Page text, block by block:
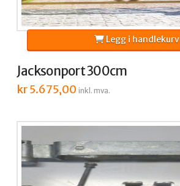
Jacksonport 300cm
kr5.675,00 inkl. mva.
Legg i handlekurv